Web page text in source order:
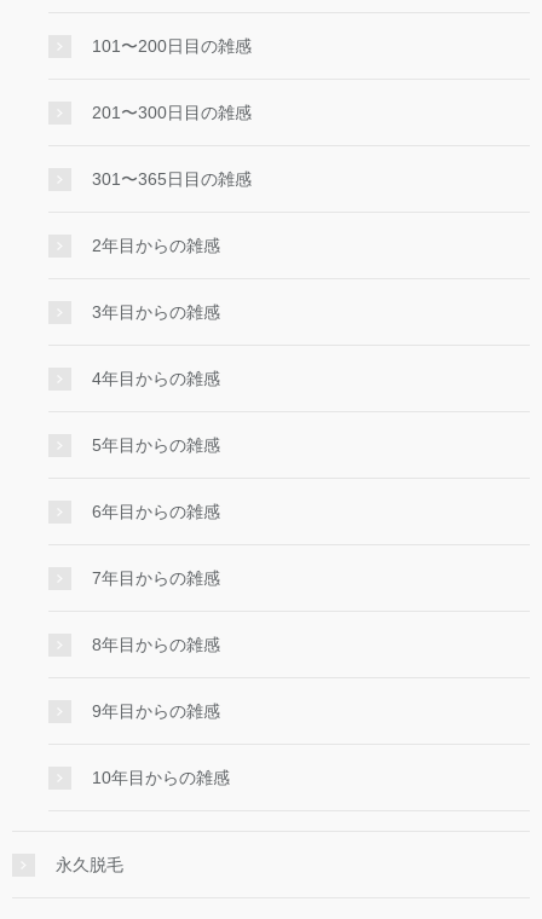
101〜200日目の雑感
201〜300日目の雑感
301〜365日目の雑感
2年目からの雑感
3年目からの雑感
4年目からの雑感
5年目からの雑感
6年目からの雑感
7年目からの雑感
8年目からの雑感
9年目からの雑感
10年目からの雑感
永久脱毛